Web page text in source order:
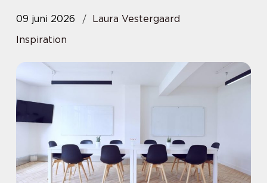
09 juni 2026
Laura Vestergaard
Inspiration